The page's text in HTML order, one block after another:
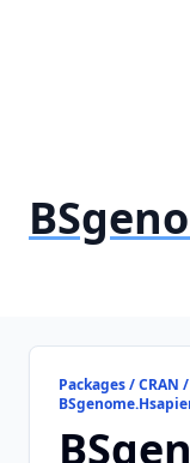
Packages / CRAN /